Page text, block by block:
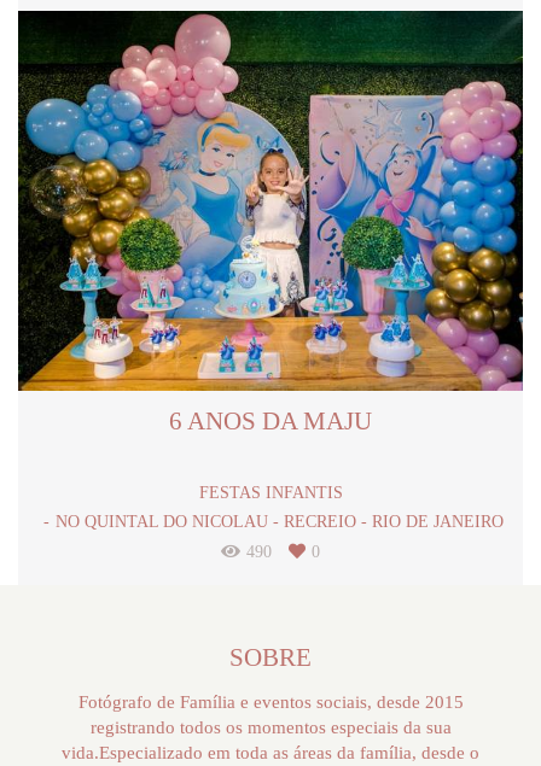
6 ANOS DA MAJU
FESTAS INFANTIS
NO QUINTAL DO NICOLAU - RECREIO - RIO DE JANEIRO
490
0
SOBRE
Fotógrafo de Família e eventos sociais, desde 2015
registrando todos os momentos especiais da sua
vida.Especializado em toda as áreas da família, desde o